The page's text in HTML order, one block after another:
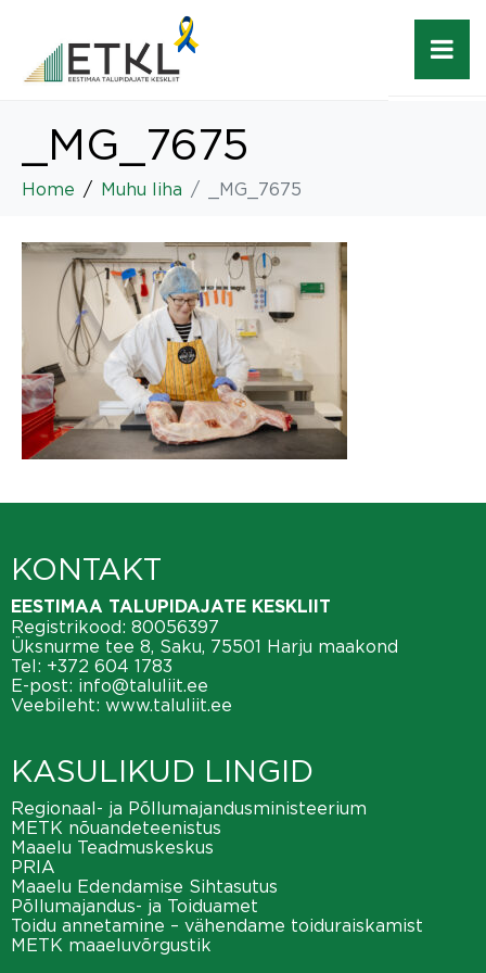
_MG_7675
Home Muhu liha _MG_7675
KONTAKT
EESTIMAA TALUPIDAJATE KESKLIIT
Registrikood: 80056397
Üksnurme tee 8, Saku, 75501 Harju maakond
Tel: +372 604 1783
E-post: info@taluliit.ee
Veebileht: www.taluliit.ee
KASULIKUD LINGID
Regionaal- ja Põllumajandusministeerium
METK nõuandeteenistus
Maaelu Teadmuskeskus
PRIA
Maaelu Edendamise Sihtasutus
Põllumajandus- ja Toiduamet
Toidu annetamine – vähendame toiduraiskamist
METK maaeluvõrgustik